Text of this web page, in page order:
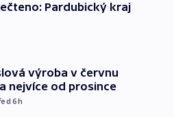
Pardubický kraj
výroba v červnu
nejvíce od prosince
6h